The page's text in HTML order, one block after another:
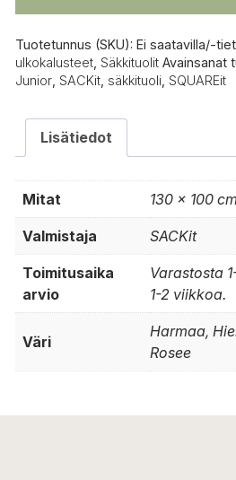
Tuotetunnus (SKU): Ei saatavilla/-
ulkokalusteet Säkkituolit Avainsanat
Junior SACKit säkkituoli SQUAREit
Lisätiedot
Mitat 130 × 100
Valmistaja SACKit
Toimitusaika
arvio
Varastosta
1-2 viikkoa.
Väri
Harmaa,
Rosee